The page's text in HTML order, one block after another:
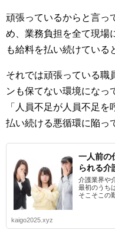
頑張っているからと言っ
め、業務負担を全て現場
も給料を払い続けている
それでは頑張っている職
ンも保てない環境になっ
「人員不足が人員不足
払い続ける悪循環に陥っ
一人前の
られる介
介護業界や
最初のうち
そこそこの
kaigo2025.xyz